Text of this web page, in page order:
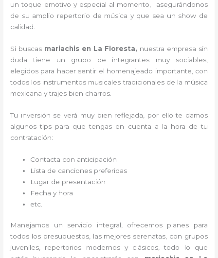
un toque emotivo y especial al momento, asegurándonos
de su amplio repertorio de música y que sea un show de
calidad.
Si buscas mariachis en La Floresta, nuestra empresa sin
duda tiene un grupo de integrantes muy sociables,
elegidos para hacer sentir el homenajeado importante, con
todos los instrumentos musicales tradicionales de la música
mexicana y trajes bien charros.
Tu inversión se verá muy bien reflejada, por ello te damos
algunos tips para que tengas en cuenta a la hora de tu
contratación:
Contacta con anticipación
Lista de canciones preferidas
Lugar de presentación
Fecha y hora
etc.
Manejamos un servicio integral, ofrecemos planes para
todos los presupuestos, las mejores serenatas, con grupos
juveniles, repertorios modernos y clásicos, todo lo que